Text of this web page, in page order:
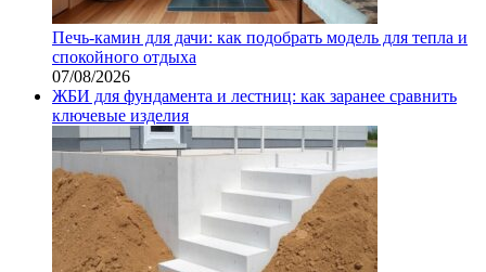
Печь-камин для дачи: как подобрать модель для тепла и
спокойного отдыха
07/08/2026
ЖБИ для фундамента и лестниц: как заранее сравнить
ключевые изделия